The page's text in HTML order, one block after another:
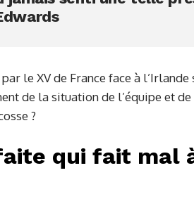
le XV de France face à
de la situation de l’équipe et
?
qui fait mal